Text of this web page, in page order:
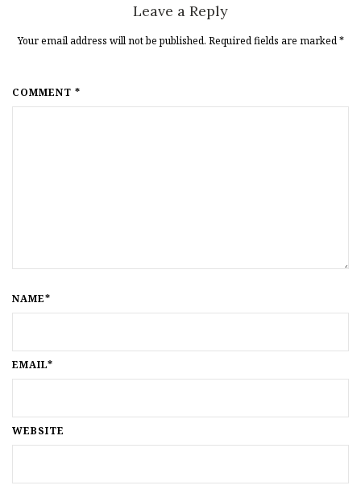
Leave a Reply
Your email address will not be published. Required fields are marked*
COMMENT *
NAME*
EMAIL*
WEBSITE